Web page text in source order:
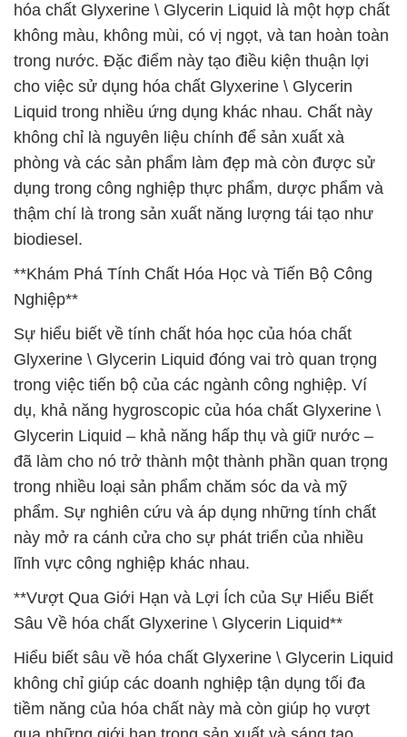
hóa chất Glyxerine \ Glycerin Liquid là một hợp chất
không màu, không mùi, có vị ngọt, và tan hoàn toàn
trong nước. Đặc điểm này tạo điều kiện thuận lợi
cho việc sử dụng hóa chất Glyxerine \ Glycerin
Liquid trong nhiều ứng dụng khác nhau. Chất này
không chỉ là nguyên liệu chính để sản xuất xà
phòng và các sản phẩm làm đẹp mà còn được sử
dụng trong công nghiệp thực phẩm, dược phẩm và
thậm chí là trong sản xuất năng lượng tái tạo như
biodiesel.
**Khám Phá Tính Chất Hóa Học và Tiến Bộ Công
Nghiệp**
Sự hiểu biết về tính chất hóa học của hóa chất
Glyxerine \ Glycerin Liquid đóng vai trò quan trọng
trong việc tiến bộ của các ngành công nghiệp. Ví
dụ, khả năng hygroscopic của hóa chất Glyxerine \
Glycerin Liquid – khả năng hấp thụ và giữ nước –
đã làm cho nó trở thành một thành phần quan trọng
trong nhiều loại sản phẩm chăm sóc da và mỹ
phẩm. Sự nghiên cứu và áp dụng những tính chất
này mở ra cánh cửa cho sự phát triển của nhiều
lĩnh vực công nghiệp khác nhau.
**Vượt Qua Giới Hạn và Lợi Ích của Sự Hiểu Biết
Sâu Về hóa chất Glyxerine \ Glycerin Liquid**
Hiểu biết sâu về hóa chất Glyxerine \ Glycerin Liquid
không chỉ giúp các doanh nghiệp tận dụng tối đa
tiềm năng của hóa chất này mà còn giúp họ vượt